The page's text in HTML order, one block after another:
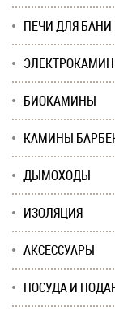
ПЕЧИ ДЛЯ БАНИ
БИОКАМИНЫ
КАМИНЫ
ДЫМОХОДЫ
ИЗОЛЯЦИЯ
АКСЕССУАРЫ
ПОСУДА И